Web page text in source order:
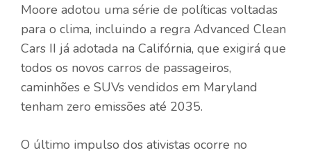
Moore adotou uma série de políticas voltadas
para o clima, incluindo a regra Advanced Clean
Cars II já adotada na Califórnia, que exigirá que
todos os novos carros de passageiros,
caminhões e SUVs vendidos em Maryland
tenham zero emissões até 2035.
O último impulso dos ativistas ocorre no